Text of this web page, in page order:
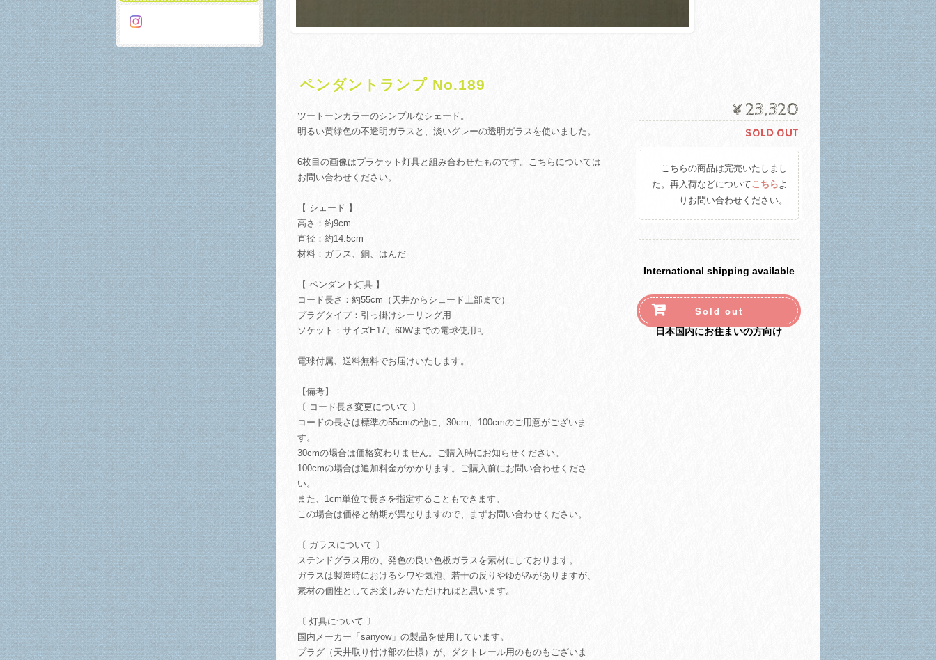
ペンダントランプ No.189
ツートーンカラーのシンプルなシェード。
明るい黄緑色の不透明ガラスと、淡いグレーの透明ガラスを使いました。
6枚目の画像はブラケット灯具と組み合わせたものです。こちらについては
お問い合わせください。
【 シェード 】
高さ：約9cm
直径：約14.5cm
材料：ガラス、銅、はんだ
【 ペンダント灯具 】
コード長さ：約55cm（天井からシェード上部まで）
プラグタイプ：引っ掛けシーリング用
ソケット：サイズE17、60Wまでの電球使用可
電球付属、送料無料でお届けいたします。
【備考】
〔 コード長さ変更について 〕
コードの長さは標準の55cmの他に、30cm、100cmのご用意がございま
す。
30cmの場合は価格変わりません。ご購入時にお知らせください。
100cmの場合は追加料金がかかります。ご購入前にお問い合わせくださ
い。
また、1cm単位で長さを指定することもできます。
この場合は価格と納期が異なりますので、まずお問い合わせください。
〔 ガラスについて 〕
ステンドグラス用の、発色の良い色板ガラスを素材にしております。
ガラスは製造時におけるシワや気泡、若干の反りやゆがみがありますが、
素材の個性としてお楽しみいただければと思います。
〔 灯具について 〕
国内メーカー「sanyow」の製品を使用しています。
プラグ（天井取り付け部の仕様）が、ダクトレール用のものもございま
¥23,320
SOLD OUT
こちらの商品は完売いたしまし
た。再入荷などについてこちらよ
りお問い合わせください。
International shipping available
Sold out
日本国内にお住まいの方向け